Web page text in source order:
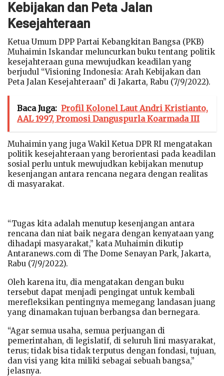
Kebijakan dan Peta Jalan
Kesejahteraan
Ketua Umum DPP Partai Kebangkitan Bangsa (PKB)
Muhaimin Iskandar meluncurkan buku tentang politik
kesejahteraan guna mewujudkan keadilan yang
berjudul “Visioning Indonesia: Arah Kebijakan dan
Peta Jalan Kesejahteraan” di Jakarta, Rabu (7/9/2022).
Baca Juga: Profil Kolonel Laut Andri Kristianto,
AAL 1997, Promosi Danguspurla Koarmada III
Muhaimin yang juga Wakil Ketua DPR RI mengatakan
politik kesejahteraan yang berorientasi pada keadilan
sosial perlu untuk mewujudkan kebijakan menutup
kesenjangan antara rencana negara dengan realitas
di masyarakat.
“Tugas kita adalah menutup kesenjangan antara
rencana dan niat baik negara dengan kenyataan yang
dihadapi masyarakat,” kata Muhaimin dikutip
Antaranews.com di The Dome Senayan Park, Jakarta,
Rabu (7/9/2022).
Oleh karena itu, dia mengatakan dengan buku
tersebut dapat menjadi pengingat untuk kembali
merefleksikan pentingnya memegang landasan juang
yang dinamakan tujuan berbangsa dan bernegara.
“Agar semua usaha, semua perjuangan di
pemerintahan, di legislatif, di seluruh lini masyarakat,
terus; tidak bisa tidak terputus dengan fondasi, tujuan,
dan visi yang kita miliki sebagai sebuah bangsa,”
jelasnya.